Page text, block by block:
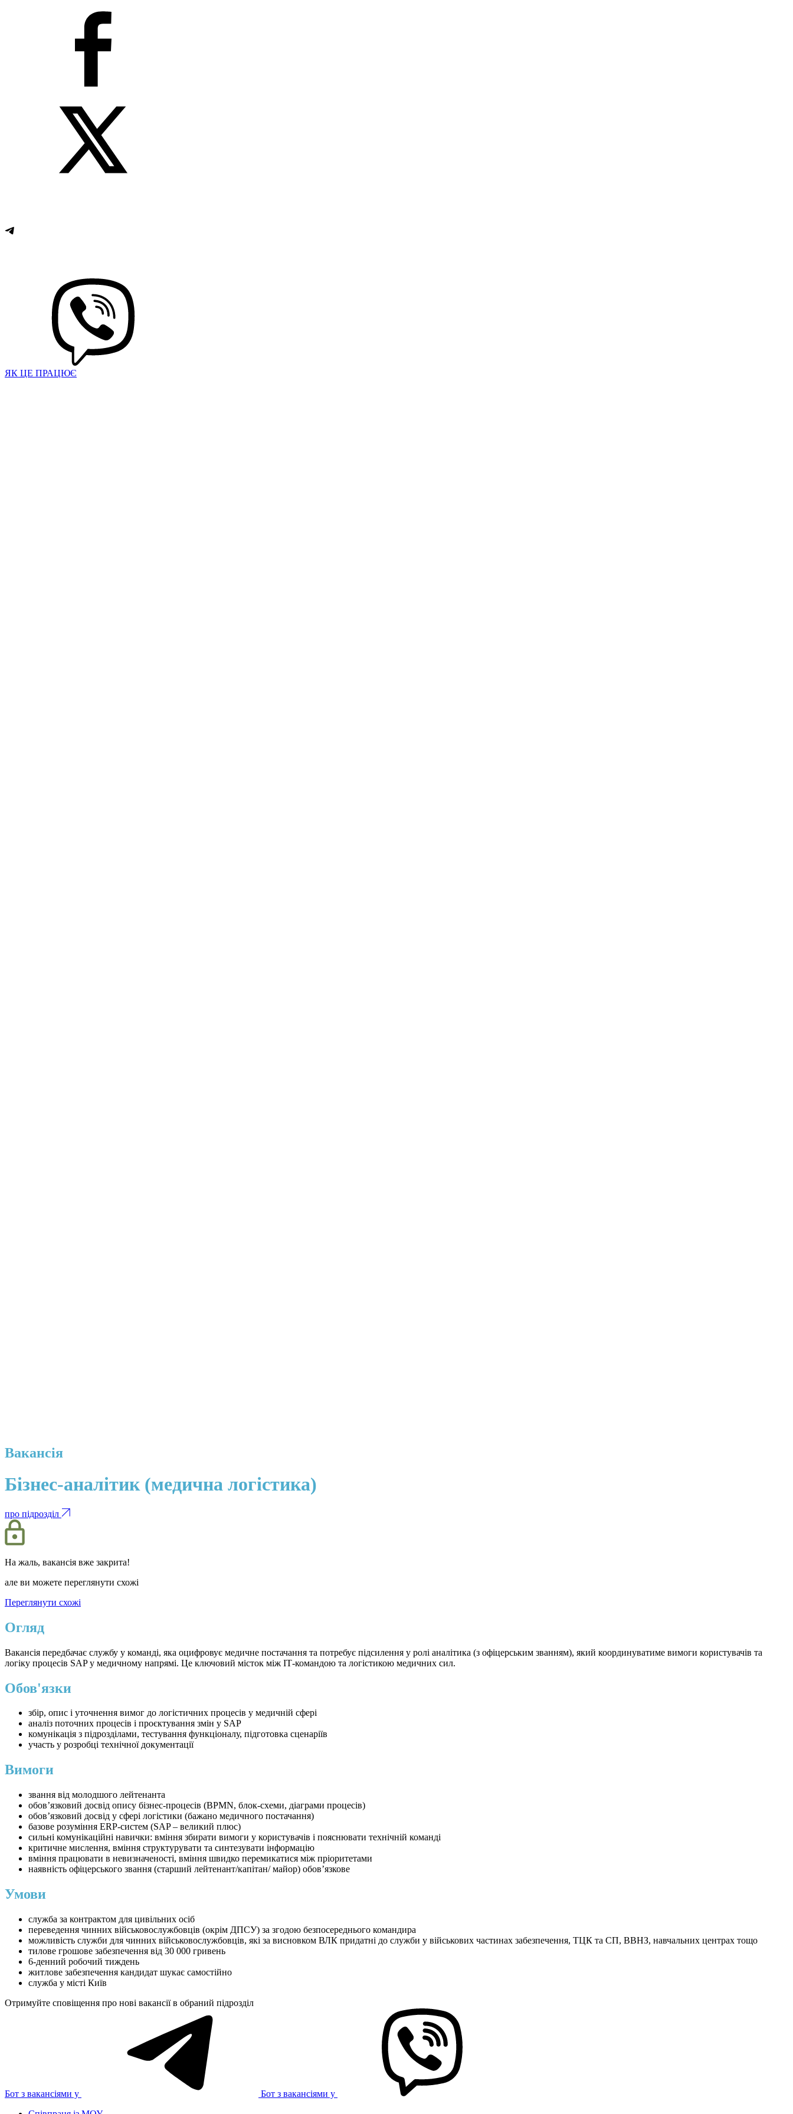
ЯК ЦЕ ПРАЦЮЄ
Вакансія
Бізнес-аналітик (медична логістика)
про підрозділ
На жаль, вакансія вже закрита!
але ви можете переглянути схожі
Переглянути схожі
Огляд
Вакансія передбачає службу у команді, яка оцифровує медичне постачання та потребує підсилення у ролі аналітика (з офіцерським званням), який координуватиме вимоги користувачів та
логіку процесів SAP у медичному напрямі. Це ключовий місток між ІТ-командою та логістикою медичних сил.
Обов'язки
збір, опис і уточнення вимог до логістичних процесів у медичній сфері
аналіз поточних процесів і проєктування змін у SAP
комунікація з підрозділами, тестування функціоналу, підготовка сценаріїв
участь у розробці технічної документації
Вимоги
звання від молодшого лейтенанта
обов’язковий досвід опису бізнес-процесів (BPMN, блок-схеми, діаграми процесів)
обов’язковий досвід у сфері логістики (бажано медичного постачання)
базове розуміння ERP-систем (SAP – великий плюс)
сильні комунікаційні навички: вміння збирати вимоги у користувачів і пояснювати технічній команді
критичне мислення, вміння структурувати та синтезувати інформацію
вміння працювати в невизначеності, вміння швидко перемикатися між пріоритетами
наявність офіцерського звання (старший лейтенант/капітан/ майор) обов’язкове
Умови
служба за контрактом для цивільних осіб
переведення чинних військовослужбовців (окрім ДПСУ) за згодою безпосереднього командира
можливість служби для чинних військовослужбовців, які за висновком ВЛК придатні до служби у військових частинах забезпечення, ТЦК та СП, ВВНЗ, навчальних центрах тощо
тилове грошове забезпечення від 30 000 гривень
6-денний робочий тиждень
житлове забезпечення кандидат шукає самостійно
служба у місті Київ
Отримуйте сповіщення про нові вакансії в обраний підрозділ
Бот з вакансіями у
Бот з вакансіями у